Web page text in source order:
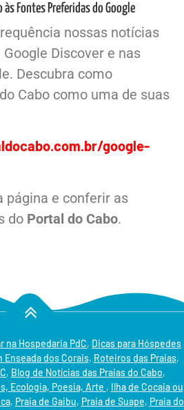
Fontes Preferidas do Google
nossas notícias
Discover e nas
Descubra como
Cabo como uma de suas
google-
página e conferir as
do Portal do Cabo.
na Hospedaria PdC, Dicas para Hóspedes
Enseada dos Corais, Roteiros das Praias,
, Blog de Notícias das Praias do Cabo,
Ecologia, Poesia, Arte , Ilha de Cocaia ou
, Praia de Gaibu, Praia de Suape, Praia do